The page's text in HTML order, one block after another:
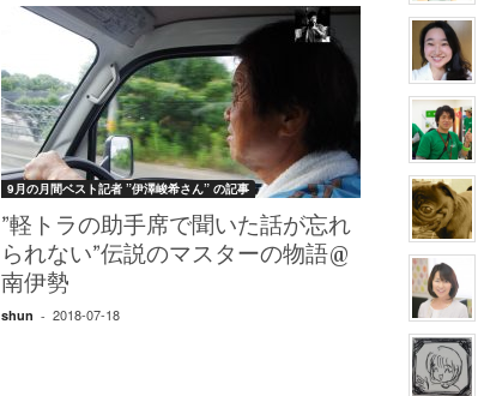
9月の月間ベスト記者 ”伊澤峻希さん” の記事
”軽トラの助手席で聞いた話が忘れ
られない”伝説のマスターの物語@
南伊勢
shun - 2018-07-18